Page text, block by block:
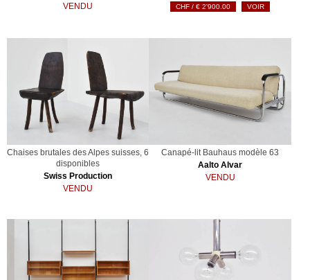
VENDU
€ 2'900.00 VOIR
Chaises brutales des Alpes suisses, 6
disponibles
Swiss Production
VENDU
Canapé-lit Bauhaus modèle 63
Aalto Alvar
VENDU